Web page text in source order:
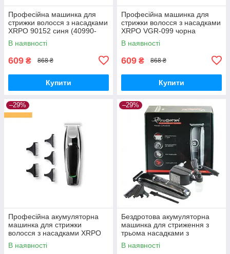
Професійна машинка для
стрижки волосся з насадками
XRPO 90152 синя (40990-
DSP-90152)
В наявності
609 ₴ 868 ₴
Купити
Професійна машинка для
стрижки волосся з насадками
XRPO VGR-099 чорна
(41467-099_378)
В наявності
609 ₴ 868 ₴
Купити
–29%
Професійна акумуляторна
машинка для стрижки
волосся з насадками XRPO
VGR-030 чорна (41242-
030_283)
В наявності
–29%
Бездротова акумуляторна
машинка для стриження з
трьома насадками з
неіржавкої сталі Gemei GM-
6050
В наявності